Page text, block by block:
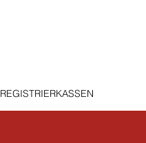
REGISTRIERKASSEN